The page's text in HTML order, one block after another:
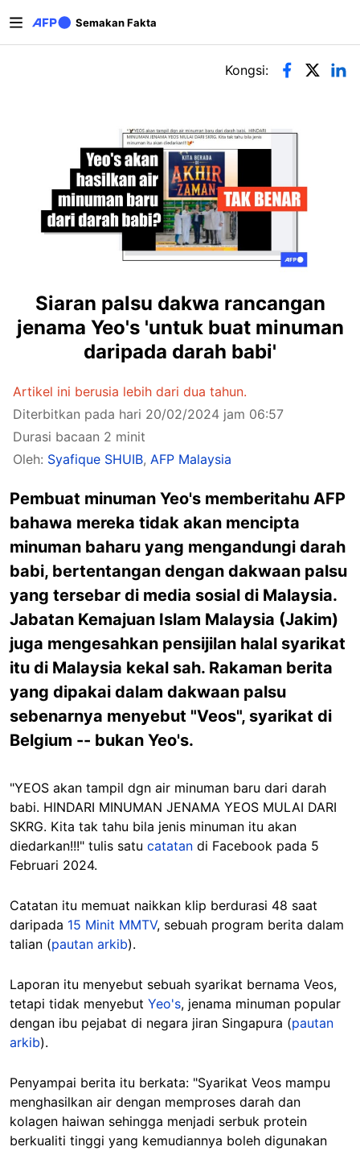
Semakan Fakta
Tab-tab utama
Kongsi:
Siaran palsu dakwa rancangan
jenama Yeo's 'untuk buat minuman
daripada darah babi'
Artikel ini berusia lebih dari dua tahun.
Diterbitkan pada hari 20/02/2024 jam 06:57
Durasi bacaan 2 minit
Oleh: Syafique SHUIB, AFP Malaysia
Pembuat minuman Yeo's memberitahu AFP
bahawa mereka tidak akan mencipta
minuman baharu yang mengandungi darah
babi, bertentangan dengan dakwaan palsu
yang tersebar di media sosial di Malaysia.
Jabatan Kemajuan Islam Malaysia (Jakim)
juga mengesahkan pensijilan halal syarikat
itu di Malaysia kekal sah. Rakaman berita
yang dipakai dalam dakwaan palsu
sebenarnya menyebut "Veos", syarikat di
Belgium -- bukan Yeo's.
"YEOS akan tampil dgn air minuman baru dari darah
babi. HINDARI MINUMAN JENAMA YEOS MULAI DARI
SKRG. Kita tak tahu bila jenis minuman itu akan
diedarkan!!!" tulis satu catatan di Facebook pada 5
Februari 2024.
Catatan itu memuat naikkan klip berdurasi 48 saat
daripada 15 Minit MMTV, sebuah program berita dalam
talian (pautan arkib).
Laporan itu menyebut sebuah syarikat bernama Veos,
tetapi tidak menyebut Yeo's, jenama minuman popular
dengan ibu pejabat di negara jiran Singapura (pautan
arkib).
Penyampai berita itu berkata: "Syarikat Veos mampu
menghasilkan air dengan memproses darah dan
kolagen haiwan sehingga menjadi serbuk protein
berkualiti tinggi yang kemudiannya boleh digunakan